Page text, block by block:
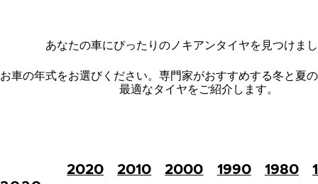
あなたの車にぴったりのノキアンタイヤを見つけま
お車の年式をお選びください。 専門家がおすすめする冬と夏
最適なタイヤをご紹介します。
2020 2010 2000 1990 1980